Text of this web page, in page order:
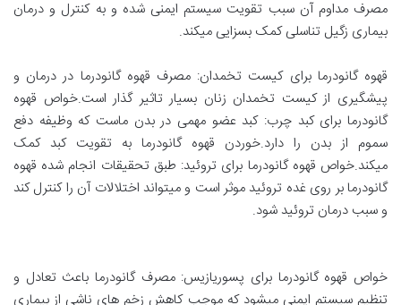
مصرف مداوم آن سبب تقویت سیستم ایمنی شده و به کنترل و درمان
بیماری زگیل تناسلی کمک بسزایی میکند.
قهوه گانودرما برای کیست تخمدان: مصرف قهوه گانودرما در درمان و
پیشگیری از کیست تخمدان زنان بسیار تاثیر گذار است.خواص قهوه
گانودرما برای کبد چرب: کبد عضو مهمی در بدن ماست که وظیفه دفع
سموم از بدن را دارد.خوردن قهوه گانودرما به تقویت کبد کمک
میکند.خواص قهوه گانودرما برای تروئید: طبق تحقیقات انجام شده قهوه
گانودرما بر روی غده تروئید موثر است و میتواند اختلالات آن را کنترل کند
و سبب درمان تروئید شود.
خواص قهوه گانودرما برای پسوریازیس: مصرف گانودرما باعث تعادل و
تنظیم سیستم ایمنی میشود که موجب کاهش زخم های ناشی از بیماری